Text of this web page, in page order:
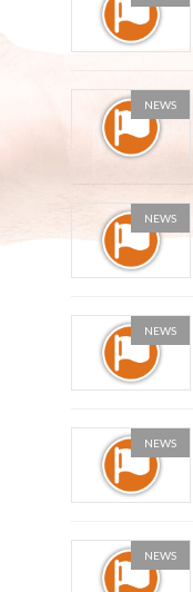
NEWS
NEWS
NEWS
NEWS
NEWS